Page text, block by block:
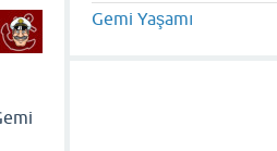
Gemi Yaşamı